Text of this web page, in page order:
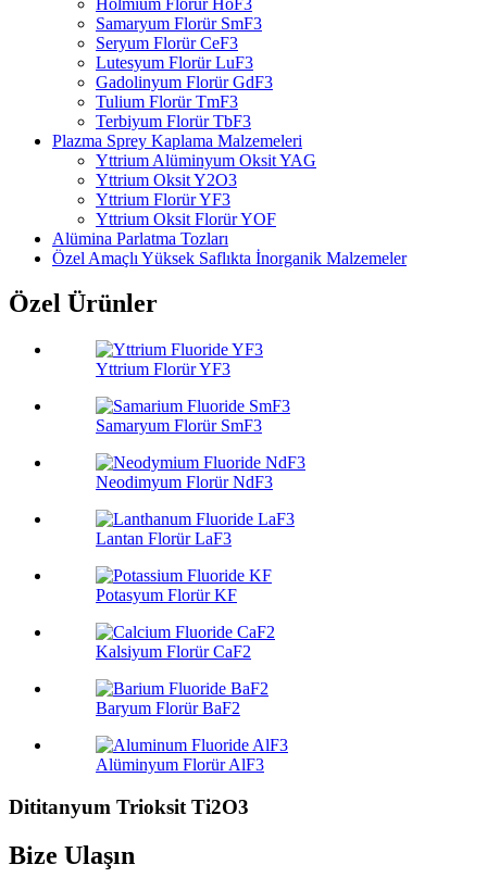
Samaryum Florür SmF3
Seryum Florür CeF3
Lutesyum Florür LuF3
Gadolinyum Florür GdF3
Tulium Florür TmF3
Terbiyum Florür TbF3
Plazma Sprey Kaplama Malzemeleri
Yttrium Alüminyum Oksit YAG
Yttrium Oksit Y2O3
Yttrium Florür YF3
Yttrium Oksit Florür YOF
Alümina Parlatma Tozları
Özel Amaçlı Yüksek Saflıkta İnorganik Malzemeler
Özel Ürünler
Yttrium Florür YF3
Samaryum Florür SmF3
Neodimyum Florür NdF3
Lantan Florür LaF3
Potasyum Florür KF
Kalsiyum Florür CaF2
Baryum Florür BaF2
Alüminyum Florür AlF3
Dititanyum Trioksit Ti2O3
Bize Ulaşın